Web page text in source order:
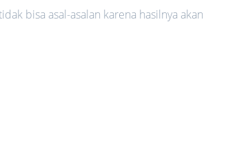
bisa asal-asalan karena hasilnya akan